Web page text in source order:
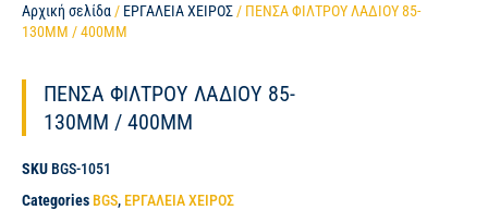
Αρχική σελίδα / ΕΡΓΑΛΕΙΑ ΧΕΙΡΟΣ / ΠΕΝΣΑ ΦΙΛΤΡΟΥ ΛΑΔΙΟΥ 85-
130MM / 400MM
ΠΕΝΣΑ ΦΙΛΤΡΟΥ ΛΑΔΙΟΥ 85-
130MM / 400MM
SKU BGS-1051
Categories BGS, ΕΡΓΑΛΕΙΑ ΧΕΙΡΟΣ